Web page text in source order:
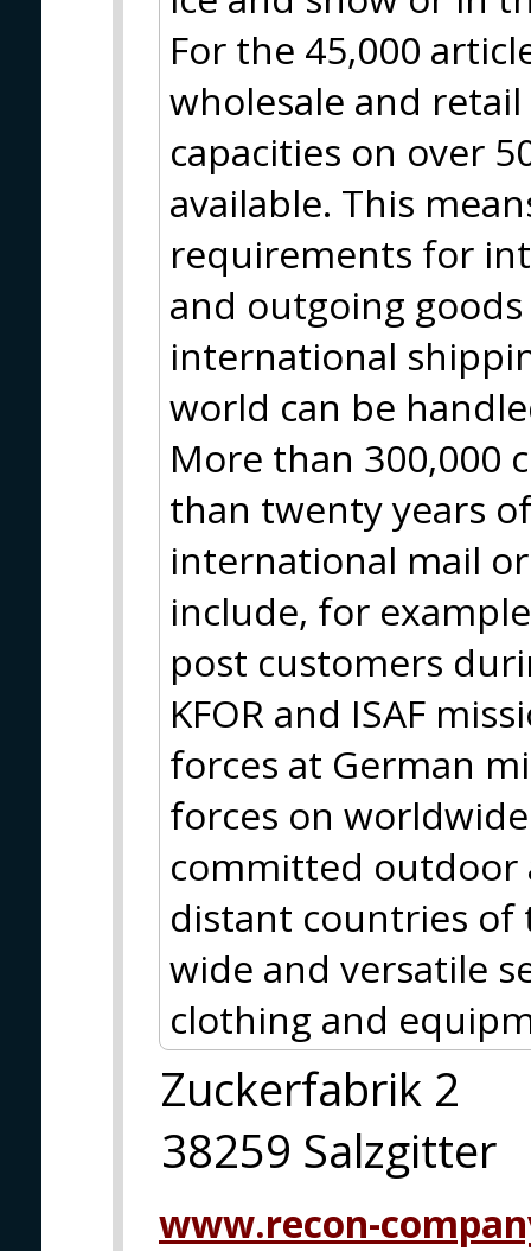
For the 45,000
wholesale and
capacities on over
available. This
requirements for
and outgoing
international
world can be
More than 300,000
than twenty years
international mail
include, for
post customers
KFOR and ISAF
forces at German
forces on
committed outdoor
distant countries of
wide and versatile
clothing and
Zuckerfabrik 2
38259 Salzgitter
www.recon-